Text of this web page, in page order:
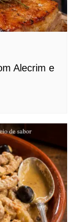
Alecrim e